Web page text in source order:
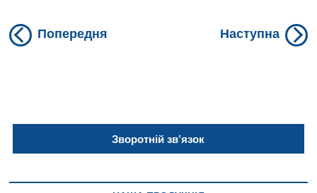
Навігація
Попередня Наступна
Зворотній зв’язок